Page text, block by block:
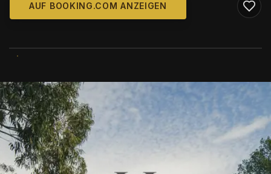
AUF BOOKING.COM ANZEIGEN